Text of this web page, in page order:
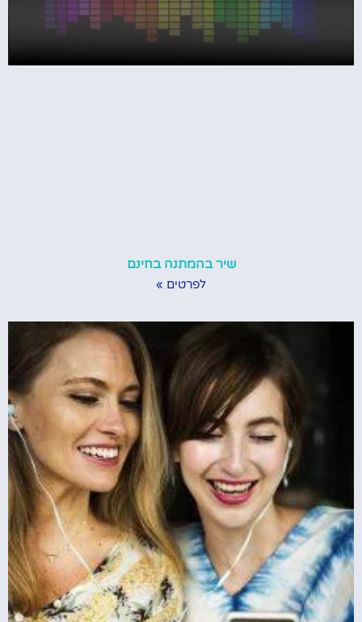
שיר בהמתנה בחינם
לפרטים »